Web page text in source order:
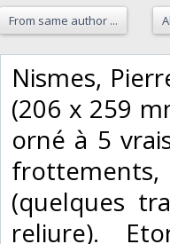
From same author ...
‎Nismes,
(206 x 259
orné à 5
(quelques
reliure).